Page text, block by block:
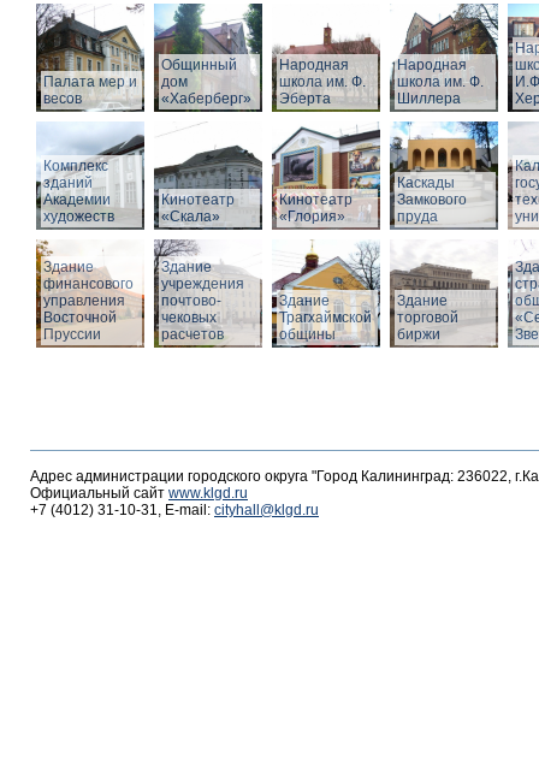
Палата мер и
весов
Общинный
дом
«Хаберберг»
Народная
школа им. Ф.
Эберта
Народная
школа им. Ф.
Шиллера
Комплекс
зданий
Академии
художеств
Кинотеатр
«Скала»
Кинотеатр
«Глория»
Каскады
Замкового
пруда
Здание
финансового
управления
Восточной
Пруссии
Здание
учреждения
почтово-
чековых
расчетов
Здание
Трагхаймской
общины
Здание
торговой
биржи
Адрес администрации городского округа "Город Калининград: 236022,
Официальный сайт www.klgd.ru
+7 (4012) 31-10-31, E-mail: cityhall@klgd.ru